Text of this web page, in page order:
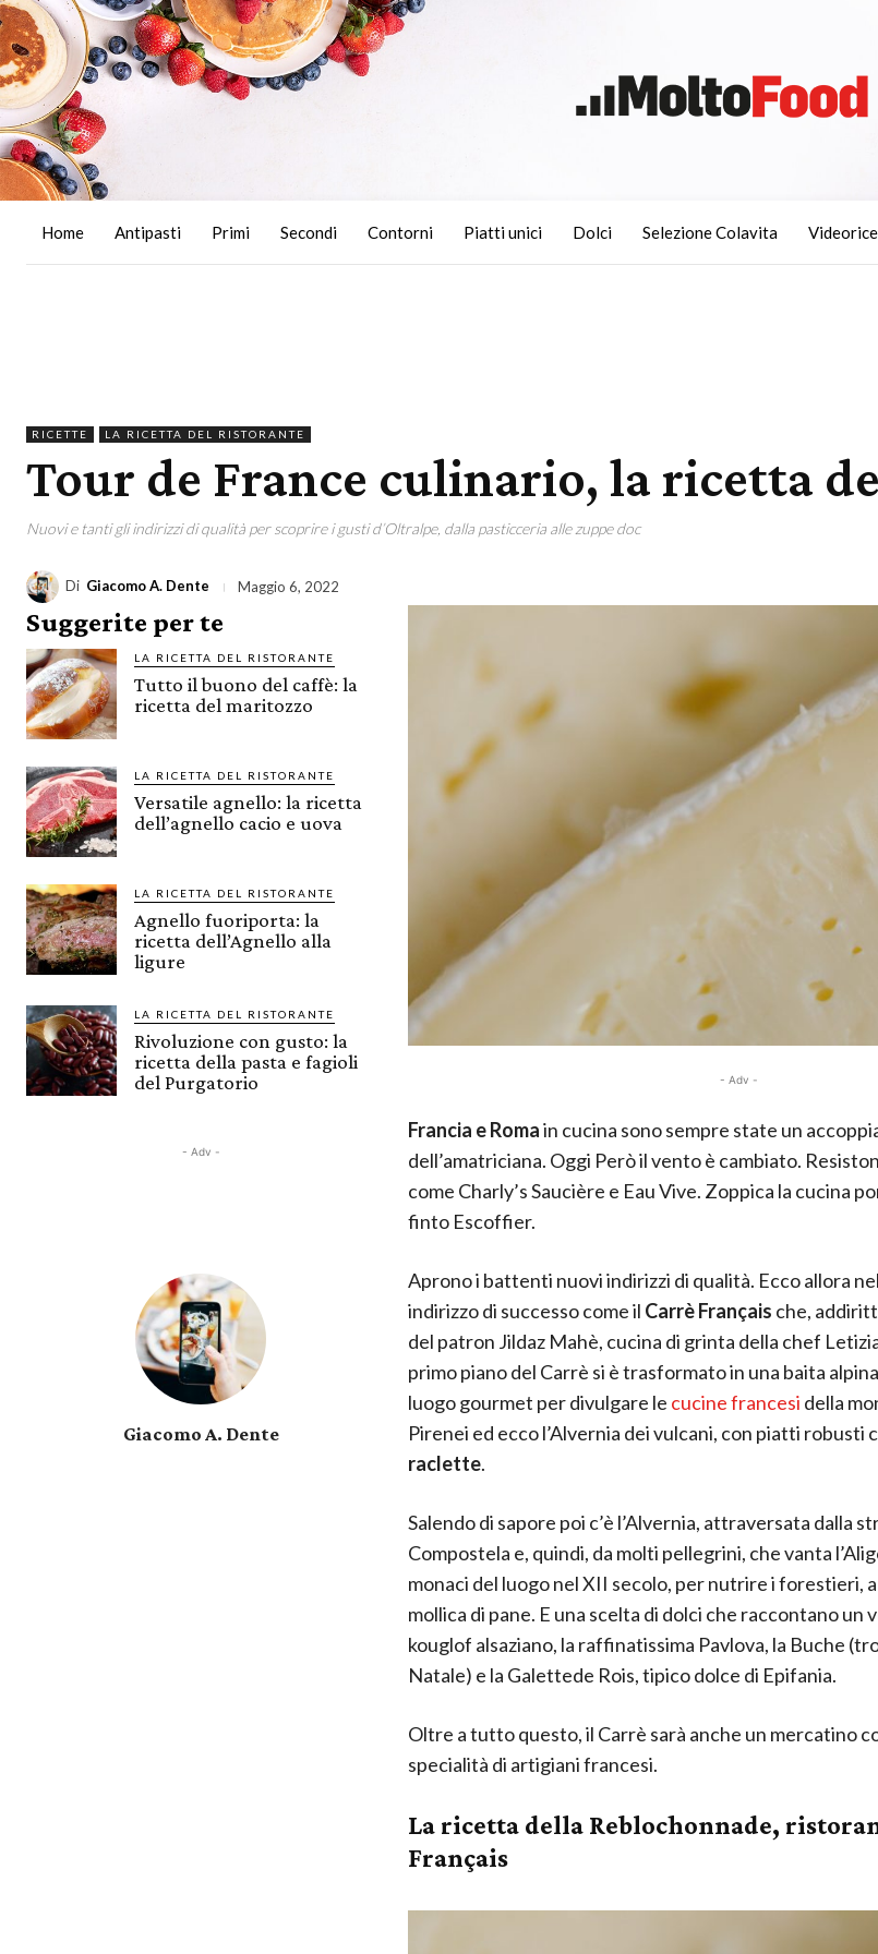
Home Antipasti Primi Secondi Contorni Piatti unici Dolci Selezione Colavita
RICETTE LA RICETTA DEL RISTORANTE
Tour de France culinario, la ricetta
Nuovi e tanti gli indirizzi di qualità per scoprire i gusti d’Oltralpe, dalla pasticceria alle zuppe doc
Di Giacomo A. Dente Maggio 6, 2022
Suggerite per te
LA RICETTA DEL RISTORANTE
Tutto il buono del caffè: la
ricetta del maritozzo
LA RICETTA DEL RISTORANTE
Versatile agnello: la ricetta
dell’agnello cacio e uova
LA RICETTA DEL RISTORANTE
Agnello fuoriporta: la
ricetta dell’Agnello alla
ligure
LA RICETTA DEL RISTORANTE
Rivoluzione con gusto: la
ricetta della pasta e fagioli
del Purgatorio
- Adv -
Giacomo A. Dente
- Adv -
Francia e Romain cucina sono sempre state un
dell’amatriciana. Oggi Però il vento è cambiato.
come Charly’s Saucière e Eau Vive. Zoppica la cucina
finto Escoffier.
Aprono i battenti nuovi indirizzi di qualità. Ecco allora
indirizzo di successo come il Carrè Français che,
del patron Jildaz Mahè, cucina di grinta della chef
primo piano del Carrè si è trasformato in una baita
luogo gourmet per divulgare le cucine francesi della
Pirenei ed ecco l’Alvernia dei vulcani, con piatti robusti
raclette.
Salendo di sapore poi c’è l’Alvernia, attraversata dalla
Compostela e, quindi, da molti pellegrini, che vanta
monaci del luogo nel XII secolo, per nutrire i forestieri,
mollica di pane. E una scelta di dolci che raccontano un
kouglof alsaziano, la raffinatissima Pavlova, la Buche
Natale) e la Galettede Rois, tipico dolce di Epifania.
Oltre a tutto questo, il Carrè sarà anche un mercatino
specialità di artigiani francesi.
La ricetta della Reblochonnade,
Français